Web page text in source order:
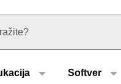
Softver